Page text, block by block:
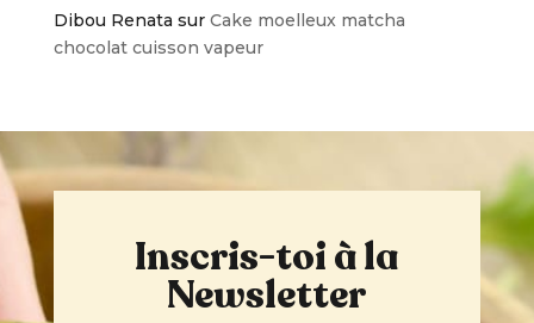
Dibou Renata sur Cake moelleux matcha
chocolat cuisson vapeur
Inscris-toi à la
Newsletter